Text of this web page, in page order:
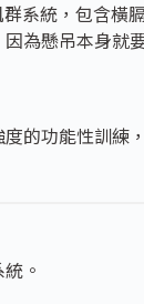
系統，包含橫
為懸吊本身就
的功能性訓練
。